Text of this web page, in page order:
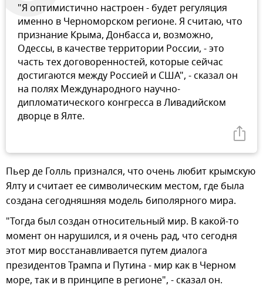
"Я оптимистично настроен - будет регуляция
именно в Черноморском регионе. Я считаю, что
признание Крыма, Донбасса и, возможно,
Одессы, в качестве территории России, - это
часть тех договоренностей, которые сейчас
достигаются между Россией и США", - сказал он
на полях Международного научно-
дипломатического конгресса в Ливадийском
дворце в Ялте.
Пьер де Голль признался, что очень любит крымскую
Ялту и считает ее символическим местом, где была
создана сегодняшняя модель биполярного мира.
"Тогда был создан относительный мир. В какой-то
момент он нарушился, и я очень рад, что сегодня
этот мир восстанавливается путем диалога
президентов Трампа и Путина - мир как в Черном
море, так и в принципе в регионе", - сказал он.